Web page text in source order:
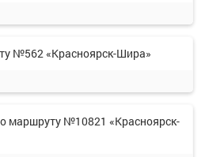
№562 «Красноярск-Шира»
маршруту №10821 «Красноярск-